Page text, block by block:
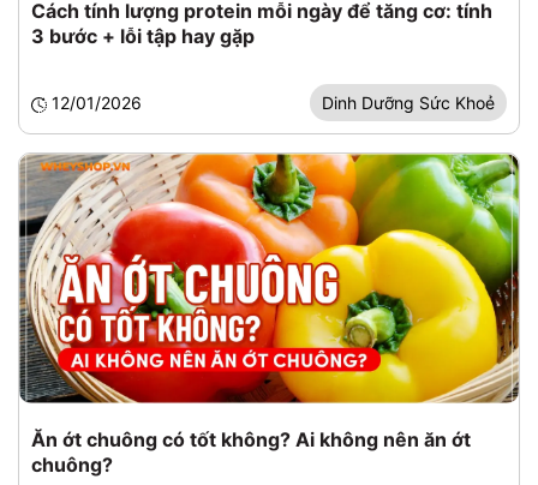
Cách tính lượng protein mỗi ngày để tăng cơ: tính
3 bước + lỗi tập hay gặp
12/01/2026 Dinh Dưỡng Sức Khoẻ
Ăn ớt chuông có tốt không? Ai không nên ăn ớt
chuông?